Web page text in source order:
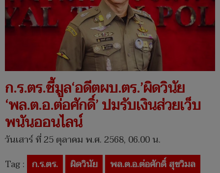
ก.ร.ตร.ชี้มูล‘อดีตผบ.ตร.’ผิดวินัย
‘พล.ต.อ.ต่อศักดิ์’ ปมรับเงินส่วยเว็บ
พนันออนไลน์
วันเสาร์ ที่ 25 ตุลาคม พ.ศ. 2568, 06.00 น.
Tag : ก.ร.ตร. ผิดวินัย
พล.ต.อ.ต่อศักดิ์ สุขวิมล